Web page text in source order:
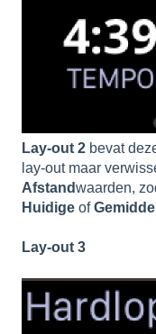
Lay-out 2 bevat
lay-out maar
Afstandwaarden,
Huidige of
Lay-out 3